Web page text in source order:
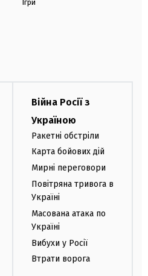
Ігри
Війна Росії з
Україною
Ракетні обстріли
Карта бойових дій
Мирні переговори
Повітряна тривога в
Україні
Масована атака по
Україні
Вибухи у Росії
Втрати ворога